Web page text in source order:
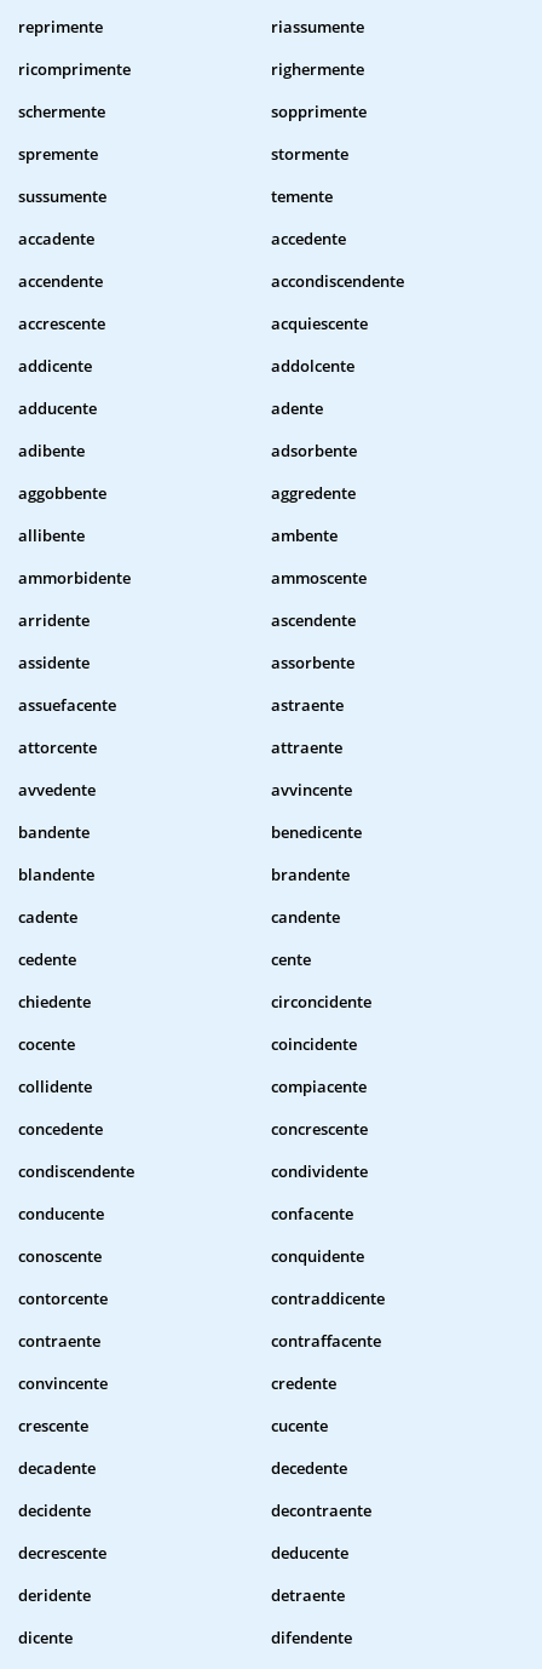
reprimente
riassumente
ricomprimente
righermente
schermente
sopprimente
spremente
stormente
sussumente
temente
accadente
accedente
accendente
accondiscendente
accrescente
acquiescente
addicente
addolcente
adducente
adente
adibente
adsorbente
aggobbente
aggredente
allibente
ambente
ammorbidente
ammoscente
arridente
ascendente
assidente
assorbente
assuefacente
astraente
attorcente
attraente
avvedente
avvincente
bandente
benedicente
blandente
brandente
cadente
candente
cedente
cente
chiedente
circoncidente
cocente
coincidente
collidente
compiacente
concedente
concrescente
condiscendente
condividente
conducente
confacente
conoscente
conquidente
contorcente
contraddicente
contraente
contraffacente
convincente
credente
crescente
cucente
decadente
decedente
decidente
decontraente
decrescente
deducente
deridente
detraente
dicente
difendente